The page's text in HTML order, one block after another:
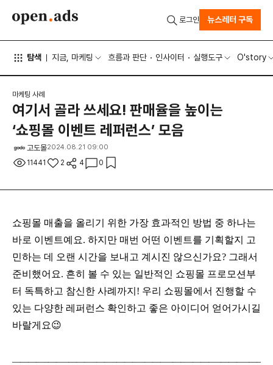
탐색 지금, 마케팅 흐름과 판단 인사이터 실행도구 O'story
로그인 뉴스레터 구독
마케팅 사례
여기서 골라 쓰세요! 판매율을 높이는
‘쇼핑몰 이벤트 레퍼런스’ 모음
고도몰2024.08.21 09:00
11441 2 4 0
쇼핑몰 매출을 올리기 위한 가장 효과적인 방법 중 하나는
바로 이벤트예요. 하지만 매번 어떤 이벤트를 기획할지 고
민하는 데 오랜 시간을 보내고 계시진 않으신가요? 그래서
준비했어요. 흔히 볼 수 있는 일반적인 쇼핑몰 프로모션부
터 독특하고 참신한 사례까지! 우리 쇼핑몰에서 진행할 수
있는 다양한 레퍼런스 확인하고 좋은 아이디어 얻어가시길
바랄게요😉